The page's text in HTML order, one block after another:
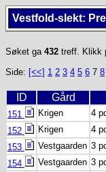
Vestfold-slekt:
Søket ga 432 treff. Klikk
Side: [<<] 1 2 3 4 5 6 7 8
ID Gård
151 Krigen 4
152
Krigen 4
153
Vestgaarden 3
154
Vestgaarden 3